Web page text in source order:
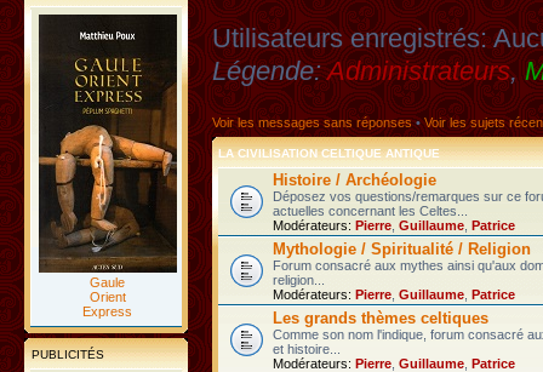
Gaule
Orient
Express
PUBLICITÉS
Utilisateurs enregistrés:
Légende:Administrateurs,
Voir les messages sans réponses•Voir les sujets
LA CIVILISATION CELTIQUE ANTIQUE
Histoire / Archéologie
Déposez vos questions/remarques sur ce
actuelles concernant les Celtes...
Modérateurs: Pierre Guillaume Patrice
Mythologie / Spiritualité / Religion
Forum consacré aux mythes ainsi qu'aux
religion...
Modérateurs: Pierre Guillaume Patrice
Les grands thèmes celtiques
Comme son nom l'indique, forum consacré
et histoire...
Modérateurs: Pierre Guillaume Patrice